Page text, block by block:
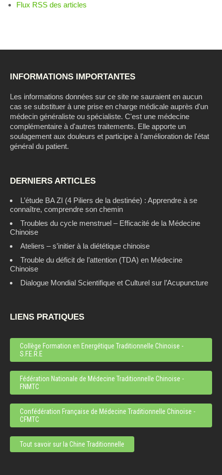
Flux RSS des articles
INFORMATIONS IMPORTANTES
Les informations données sur ce site ne sauraient en aucun
cas se substituer à une prise en charge médicale auprès d'un
médecin généraliste ou spécialiste. C'est une médecine
complémentaire à d'autres traitements. Elle apporte un
soulagement aux douleurs et participe à l'amélioration de l'état
général du patient.
DERNIERS ARTICLES
L’étude BA ZI (4 Piliers de la destinée) : Apprendre à se
connaître, comprendre son chemin
Troubles du cycle menstruel – Efficacité de la Médecine
Chinoise
Ateliers – s’initier à la diététique chinoise
Trouble du déficit de l’attention (TDA) en Médecine
Chinoise
Dialogue Mondial Scientifique et Culturel sur l’Acupuncture
LIENS PRATIQUES
Collège Formation en Energétique Traditionnelle Chinoise -
S.F.E.R.E
Fédération Nationale de Médecine Traditionnelle Chinoise -
FNMTC
Confédération Française de Médecine Traditionnelle Chinoise -
CFMTC
Tout savoir sur la Chine Traditionnelle